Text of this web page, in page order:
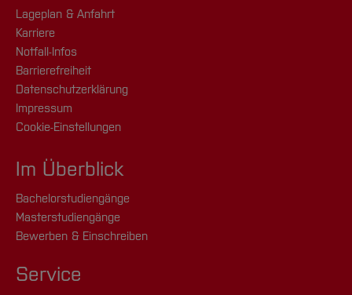
Lageplan & Anfahrt
Karriere
Notfall-Infos
Barrierefreiheit
Datenschutzerklärung
Impressum
Cookie-Einstellungen
Im Überblick
Bachelorstudiengänge
Masterstudiengänge
Bewerben & Einschreiben
Service